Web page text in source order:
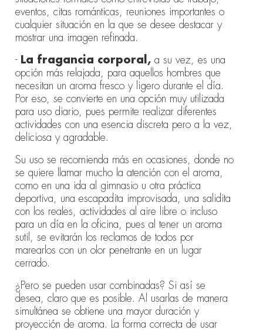
eventos, citas románticas, reuniones importantes o
cualquier situación en la que se desee destacar y
mostrar una imagen refinada.
- La fragancia corporal, a su vez, es una
opción más relajada, para aquellos hombres que
necesitan un aroma fresco y ligero durante el día.
Por eso, se convierte en una opción muy utilizada
para uso diario, pues permite realizar diferentes
actividades con una esencia discreta pero a la vez,
deliciosa y agradable.
Su uso se recomienda más en ocasiones, donde no
se quiere llamar mucho la atención con el aroma,
como en una ida al gimnasio u otra práctica
deportiva, una escapadita improvisada, una salidita
con los reales, actividades al aire libre o incluso
para un día en la oficina, pues al tener un aroma
sutil, se evitarán los reclamos de todos por
marearlos con un olor penetrante en un lugar
cerrado.
¿Pero se pueden usar combinadas? Si así se
desea, claro que es posible. Al usarlas de manera
simultánea se obtiene una mayor duración y
proyección de aroma. La forma correcta de usar